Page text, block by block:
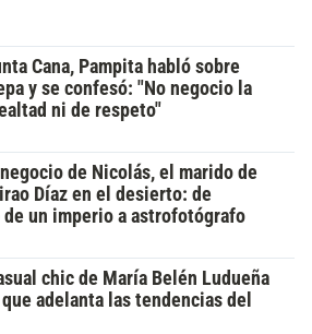
Cana, Pampita habló sobre
y se confesó: "No negocio la
ni de respeto"
de Nicolás, el marido de
Díaz en el desierto: de
de un imperio a astrofotógrafo
chic de María Belén Ludueña
adelanta las tendencias del